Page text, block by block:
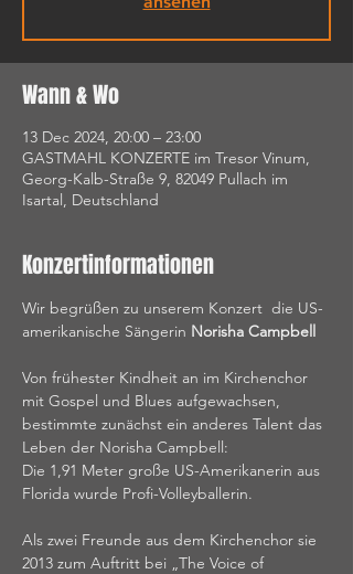
Wann & Wo
13 Dec 2024, 20:00 – 23:00
GASTMAHL KONZERTE im Tresor Vinum,
Georg-Kalb-Straße 9, 82049 Pullach im
Isartal, Deutschland
Konzertinformationen
Wir begrüßen zu unserem Konzert  die US-
amerikanische Sängerin Norisha Campbell
Von frühester Kindheit an im Kirchenchor
mit Gospel und Blues aufgewachsen,
bestimmte zunächst ein anderes Talent das
Leben der Norisha Campbell:
Die 1,91 Meter große US-Amerikanerin aus
Florida wurde Profi-Volleyballerin.
Als zwei Freunde aus dem Kirchenchor sie
2013 zum Auftritt bei „The Voice of